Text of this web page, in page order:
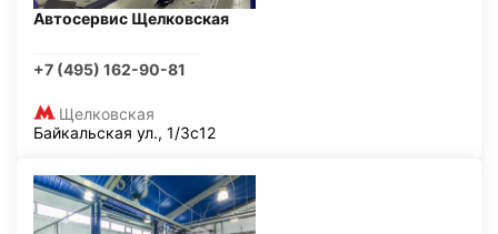
Автосервис Щелковская
+7 (495) 162-90-81
Щелковская
Байкальская ул., 1/3с12